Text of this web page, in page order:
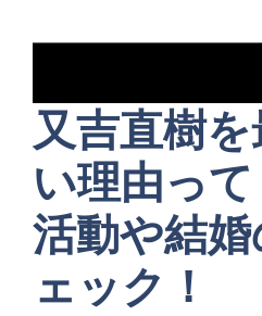
又吉直樹
い理由っ
活動や結
ェック！